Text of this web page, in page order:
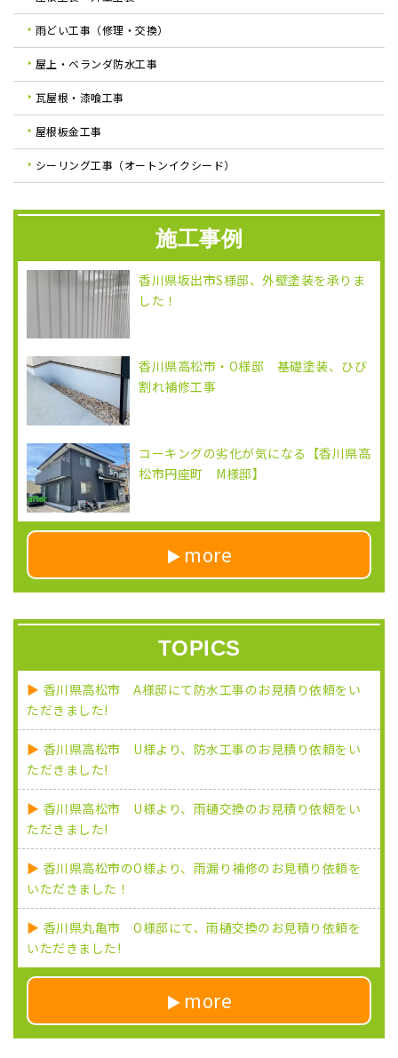
雨どい工事（修理・交換）
屋上・ベランダ防水工事
瓦屋根・漆喰工事
屋根板金工事
シーリング工事（オートンイクシード）
施工事例
香川県坂出市S様邸、外壁塗装を承りま
した！
香川県高松市・O様邸 基礎塗装、ひび
割れ補修工事
コーキングの劣化が気になる【香川県高
松市円座町 M様邸】
more
TOPICS
香川県高松市 A様邸にて防水工事のお見積り依頼をい
ただきました!
香川県高松市 U様より、防水工事のお見積り依頼をい
ただきました!
香川県高松市 U様より、雨樋交換のお見積り依頼をい
ただきました!
香川県高松市のO様より、雨漏り補修のお見積り依頼を
いただきました！
香川県丸亀市 O様邸にて、雨樋交換のお見積り依頼を
いただきました!
more